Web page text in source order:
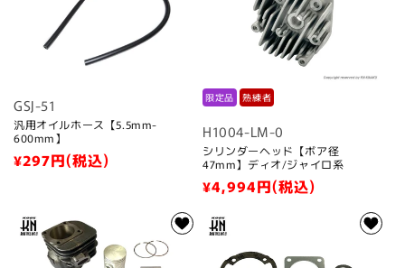
GSJ-51
汎用オイルホース【5.5mm-
600mm】
通
格
¥297円(税込)
限定品 熟練者
H1004-LM-0
シリンダーヘッド【ボア径
47mm】ディオ/ジャイロ系
通
価
¥4,994円(税込)